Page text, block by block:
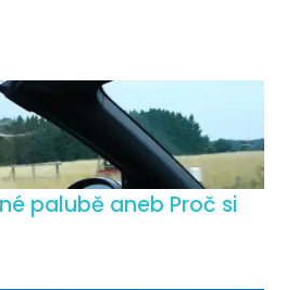
palubě aneb Proč si